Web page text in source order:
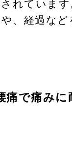
れています
、経過など
痛で痛みに